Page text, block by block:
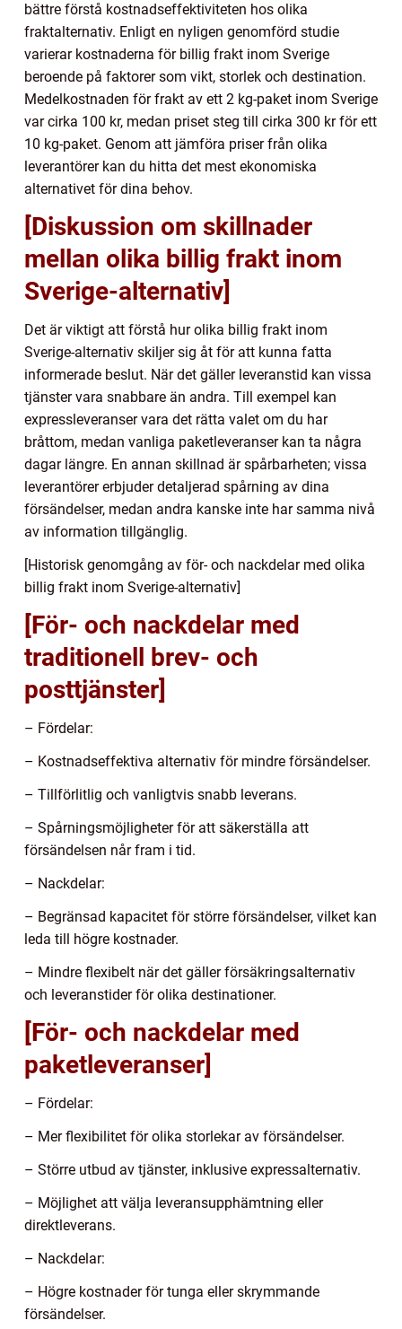
bättre förstå kostnadseffektiviteten hos olika
fraktalternativ. Enligt en nyligen genomförd studie
varierar kostnaderna för billig frakt inom Sverige
beroende på faktorer som vikt, storlek och destination.
Medelkostnaden för frakt av ett 2 kg-paket inom Sverige
var cirka 100 kr, medan priset steg till cirka 300 kr för ett
10 kg-paket. Genom att jämföra priser från olika
leverantörer kan du hitta det mest ekonomiska
alternativet för dina behov.
[Diskussion om skillnader
mellan olika billig frakt inom
Sverige-alternativ]
Det är viktigt att förstå hur olika billig frakt inom
Sverige-alternativ skiljer sig åt för att kunna fatta
informerade beslut. När det gäller leveranstid kan vissa
tjänster vara snabbare än andra. Till exempel kan
expressleveranser vara det rätta valet om du har
bråttom, medan vanliga paketleveranser kan ta några
dagar längre. En annan skillnad är spårbarheten; vissa
leverantörer erbjuder detaljerad spårning av dina
försändelser, medan andra kanske inte har samma nivå
av information tillgänglig.
[Historisk genomgång av för- och nackdelar med olika
billig frakt inom Sverige-alternativ]
[För- och nackdelar med
traditionell brev- och
posttjänster]
– Fördelar:
– Kostnadseffektiva alternativ för mindre försändelser.
– Tillförlitlig och vanligtvis snabb leverans.
– Spårningsmöjligheter för att säkerställa att
försändelsen når fram i tid.
– Nackdelar:
– Begränsad kapacitet för större försändelser, vilket kan
leda till högre kostnader.
– Mindre flexibelt när det gäller försäkringsalternativ
och leveranstider för olika destinationer.
[För- och nackdelar med
paketleveranser]
– Fördelar:
– Mer flexibilitet för olika storlekar av försändelser.
– Större utbud av tjänster, inklusive expressalternativ.
– Möjlighet att välja leveransupphämtning eller
direktleverans.
– Nackdelar:
– Högre kostnader för tunga eller skrymmande
försändelser.